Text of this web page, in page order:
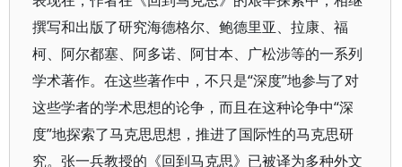
撰写和出版了研究海德格尔、鲍德里亚、拉康、福
柯、阿尔都塞、阿多诺、阿甘本、广松涉等的一系列
学术著作。在这些著作中，不只是“深度”地参与了对
这些学者的学术思想的论争，而且在这种论争中“深
度”地探索了马克思思想，推进了国际性的马克思研
究。张一兵教授的《回到马克思》已被译为多种外文